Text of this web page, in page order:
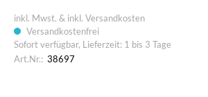
inkl. Mwst. & inkl. Versandkosten
Versandkostenfrei
Sofort verfügbar, Lieferzeit: 1 bis 3 Tage
Art.Nr.: 38697